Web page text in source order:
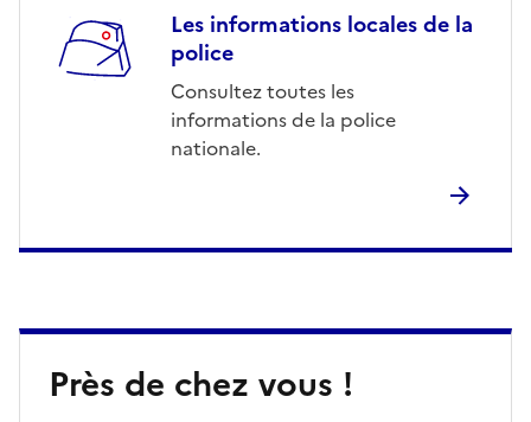
Les informations locales de la
police
Consultez toutes les
informations de la police
nationale.
Près de chez vous !